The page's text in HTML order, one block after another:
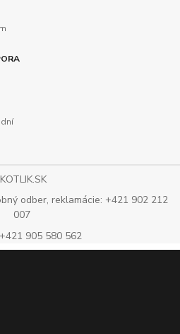
odber, reklamácie: +421 902 212
007
905 580 562